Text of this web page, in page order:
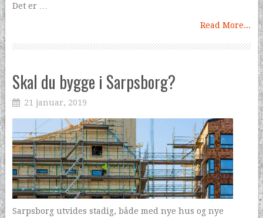
Det er …
Read More...
Skal du bygge i Sarpsborg?
21 januar, 2019
Sarpsborg utvides stadig, både med nye hus og nye